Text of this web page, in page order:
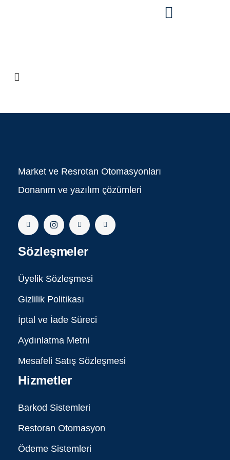
Market ve Resrotan Otomasyonları
Donanım ve yazılım çözümleri
Sözleşmeler
Üyelik Sözleşmesi
Gizlilik Politikası
İptal ve İade Süreci
Aydınlatma Metni
Mesafeli Satış Sözleşmesi
Hizmetler
Barkod Sistemleri
Restoran Otomasyon
Ödeme Sistemleri